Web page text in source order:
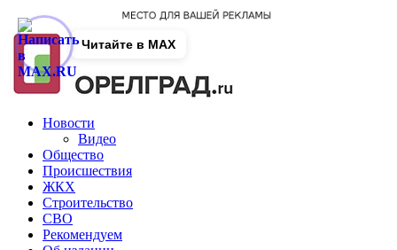
Новости
Видео
Общество
Происшествия
ЖКХ
Строительство
СВО
Рекомендуем
Читайте в MAX